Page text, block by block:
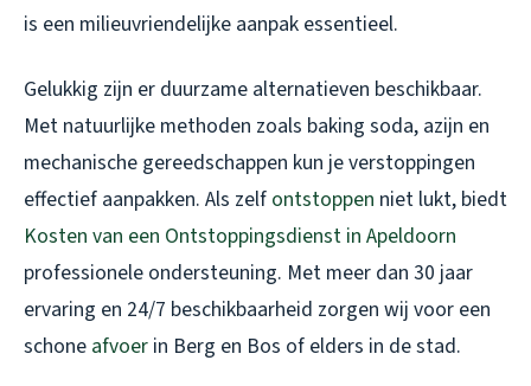
is een milieuvriendelijke aanpak essentieel.
Gelukkig zijn er duurzame alternatieven beschikbaar.
Met natuurlijke methoden zoals baking soda, azijn en
mechanische gereedschappen kun je verstoppingen
effectief aanpakken. Als zelf ontstoppen niet lukt, biedt
Kosten van een Ontstoppingsdienst in Apeldoorn
professionele ondersteuning. Met meer dan 30 jaar
ervaring en 24/7 beschikbaarheid zorgen wij voor een
schone afvoer in Berg en Bos of elders in de stad.